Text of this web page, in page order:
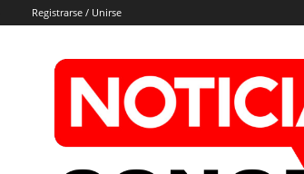
Registrarse / Unirse